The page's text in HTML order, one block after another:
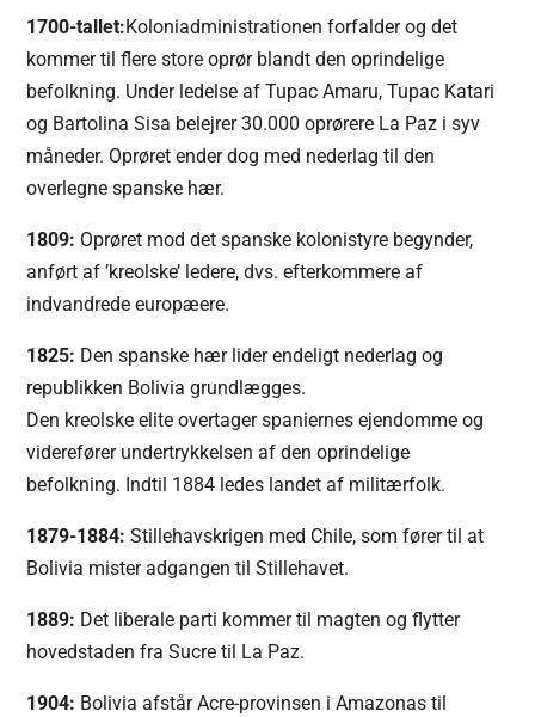
1700-tallet:Koloniadministrationen forfalder og det
kommer til flere store oprør blandt den oprindelige
befolkning. Under ledelse af Tupac Amaru, Tupac Katari
og Bartolina Sisa belejrer 30.000 oprørere La Paz i syv
måneder. Oprøret ender dog med nederlag til den
overlegne spanske hær.
1809: Oprøret mod det spanske kolonistyre begynder,
anført af ’kreolske’ ledere, dvs. efterkommere af
indvandrede europæere.
1825: Den spanske hær lider endeligt nederlag og
republikken Bolivia grundlægges.
Den kreolske elite overtager spaniernes ejendomme og
viderefører undertrykkelsen af den oprindelige
befolkning. Indtil 1884 ledes landet af militærfolk.
1879-1884: Stillehavskrigen med Chile, som fører til at
Bolivia mister adgangen til Stillehavet.
1889: Det liberale parti kommer til magten og flytter
hovedstaden fra Sucre til La Paz.
1904: Bolivia afstår Acre-provinsen i Amazonas til